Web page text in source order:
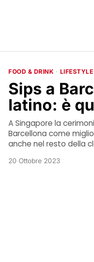
FOOD & DRINK · LIFESTYLE
Sips a
latino: è
A Singapore la
Barcellona come
anche nel resto della
20 Ottobre 2023